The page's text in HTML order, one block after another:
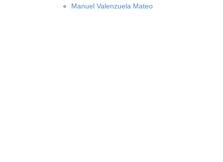
Manuel Valenzuela Mateo